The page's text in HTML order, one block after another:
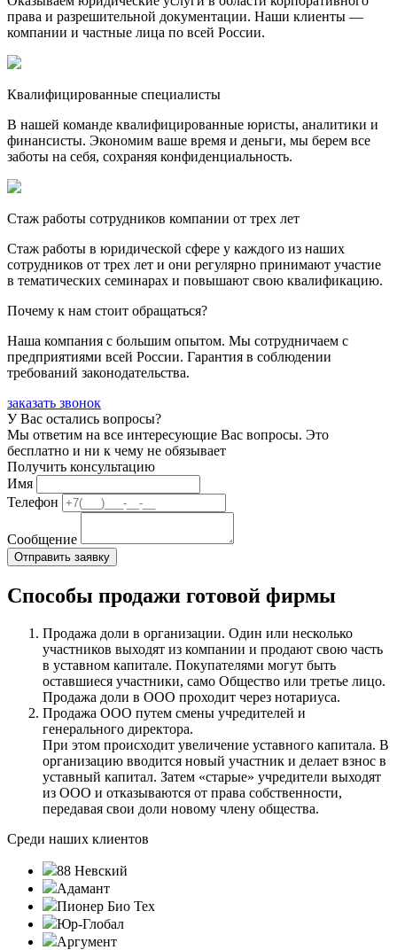
права и разрешительной документации. Наши клиенты —
компании и частные лица по всей России.
Квалифицированные специалисты
В нашей команде квалифицированные юристы, аналитики и
финансисты. Экономим ваше время и деньги, мы берем все
заботы на себя, сохраняя конфиденциальность.
Стаж работы сотрудников компании от трех лет
Стаж работы в юридической сфере у каждого из наших
сотрудников от трех лет и они регулярно принимают участие
в тематических семинарах и повышают свою квалификацию.
Почему к нам стоит обращаться?
Наша компания с большим опытом. Мы сотрудничаем с
предприятиями всей России. Гарантия в соблюдении
требований законодательства.
заказать звонок
У Вас остались вопросы?
Мы ответим на все интересующие Вас вопросы. Это
бесплатно и ни к чему не обязывает
Получить консультацию
Имя
Телефон
Сообщение
Способы продажи готовой фирмы
Продажа доли в организации. Один или несколько
участников выходят из компании и продают свою часть
в уставном капитале. Покупателями могут быть
оставшиеся участники, само Общество или третье лицо.
Продажа доли в ООО проходит через нотариуса.
Продажа ООО путем смены учредителей и
генерального директора.
При этом происходит увеличение уставного капитала. В
организацию вводится новый участник и делает взнос в
уставный капитал. Затем «старые» учредители выходят
из ООО и отказываются от права собственности,
передавая свои доли новому члену общества.
Среди наших клиентов
88 Невский
Адамант
Пионер Био Тех
Юр-Глобал
Аргумент